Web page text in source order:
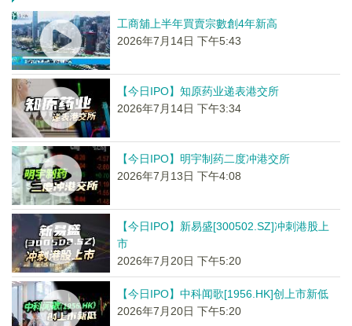
工商舖上半年買賣宗數創4年新高
2026年7月14日 下午5:43
【今日IPO】知原药业递表港交所
2026年7月14日 下午3:34
【今日IPO】明宇制药二度冲港交所
2026年7月13日 下午4:08
【今日IPO】新易盛[300502.SZ]冲刺港股上
市
2026年7月20日 下午5:20
【今日IPO】中科闻歌[1956.HK]创上市新低
2026年7月20日 下午5:20